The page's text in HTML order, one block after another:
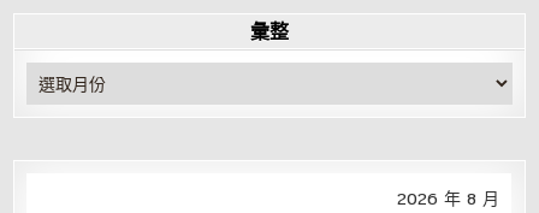
彙整
彙
整
2026 年 8 月